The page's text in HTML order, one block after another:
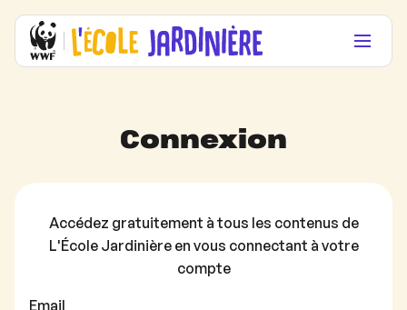
Connexion
Accédez gratuitement à tous les contenus de
L'École Jardinière en vous connectant à votre
compte
Email